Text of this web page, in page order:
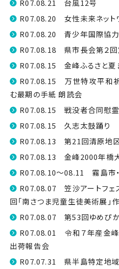
R07.08.21 台風12号
R07.08.20 女性未来ネット
R07.08.20 青少年国際協
R07.08.18 県市長会第２回
R07.08.15 金峰ふるさと夏
R07.08.15 万世特攻平和
む最期の手紙 朗読会
R07.08.15 戦没者合同慰
R07.08.15 久志太鼓踊り
R07.08.13 第21回清原地
R07.08.13 金峰2000年橋
R07.08.10～08.11 霧島市
R07.08.07 笠沙アートフェ
回「南さつま児童生徒美術展」
R07.08.07 第53回ゆめぴ
R07.08.01 令和７年産金
出荷報告会
R07.07.31 県半島特定地